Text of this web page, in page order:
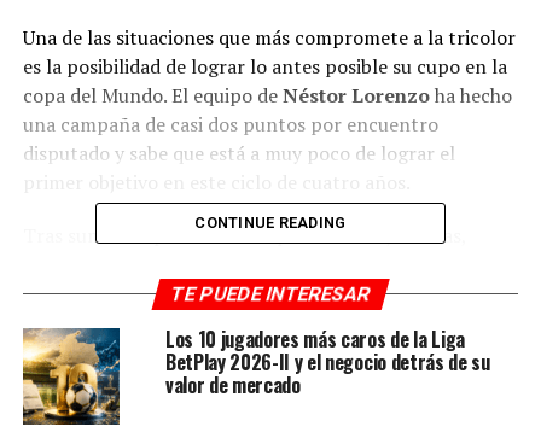
Una de las situaciones que más compromete a la tricolor
es la posibilidad de lograr lo antes posible su cupo en la
copa del Mundo. El equipo deNéstor Lorenzoha hecho
una campaña de casi dos puntos por encuentro
disputado y sabe que está a muy poco de lograr el
Tras sumar 19 puntos en las primeras 10 jornadas,
un tiquete en la siguiente cita orbital está entre23 o 24
puntos.Una cifra que el equipo colombiano puede
alcanzar en la jornada doble del mes de noviembre. Por
lo que suma actualmente, una victoria y un empate
dejarían todo casi decidido.
CONTINUE READING
TE PUEDE INTERESAR
Los 10 jugadores más caros de la Liga
BetPlay 2026-II y el negocio detrás de su
valor de mercado